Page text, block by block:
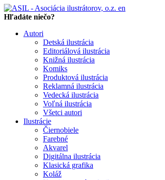
en
Hľadáte niečo?
Autori
Detská ilustrácia
Editoriálová ilustrácia
Knižná ilustrácia
Komiks
Produktová ilustrácia
Reklamná ilustrácia
Vedecká ilustrácia
Voľná ilustrácia
Všetci autori
Ilustrácie
Čiernobiele
Farebné
Akvarel
Digitálna ilustrácia
Klasická grafika
Koláž